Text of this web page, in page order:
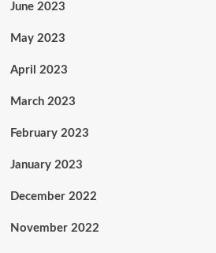
June 2023
May 2023
April 2023
March 2023
February 2023
January 2023
December 2022
November 2022